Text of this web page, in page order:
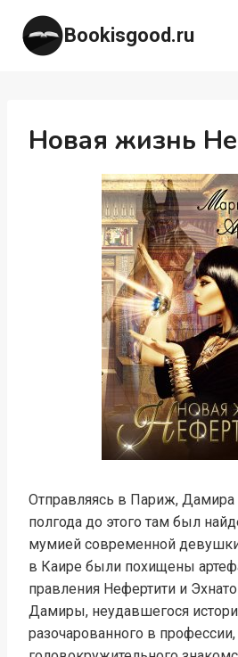
Перейти
содержимому
Bookisgood.ru
Новая жизнь
Отправляясь в Париж, Дамира
полгода до этого там был
мумией современной
в Каире были похищены
правления Нефертити и
Дамиры, неудавшегося
разочарованного в профессии,